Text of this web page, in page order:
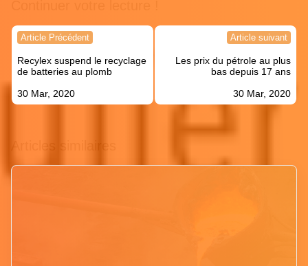
Navigation
l’article
Article Précédent
Recylex suspend le recyclage
de batteries au plomb
30 Mar, 2020
Article suivant
Les prix du pétrole au plus
bas depuis 17 ans
30 Mar, 2020